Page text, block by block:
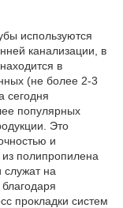
используются
канализации, в
в
(не более 2-3
сегодня
популярных
Это
и
из полипропилена
на
прокладки систем